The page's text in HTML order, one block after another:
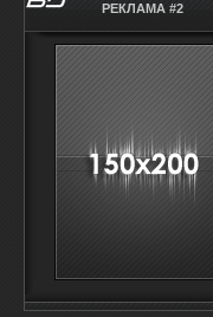
РЕКЛАМА #2